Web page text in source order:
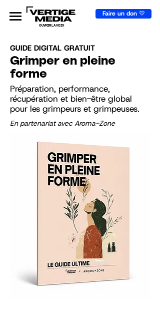
Faire un don 💛
OUVRIR LA VOIX
GUIDE DIGITAL GRATUIT
Grimper en pleine
forme
Préparation, performance,
récupération et bien-être global
pour les grimpeurs et grimpeuses.
En partenariat avec Aroma-Zone